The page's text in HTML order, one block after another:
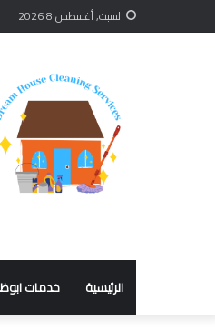
السبت, أغسطس 8 2026
الرئيسية خدمات